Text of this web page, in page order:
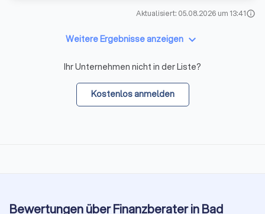
Aktualisiert: 05.08.2026 um 13:41info
Weitere Ergebnisse anzeigen keyboard_arrow_down
Ihr Unternehmen nicht in der Liste?
Kostenlos anmelden
Bewertungen über Finanzberater in Bad